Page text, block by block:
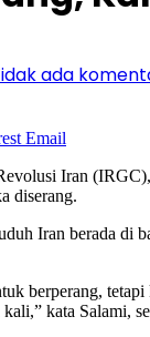
ada
Email
Iran
diserang.
Iran berada di
berperang,
kata Salami,